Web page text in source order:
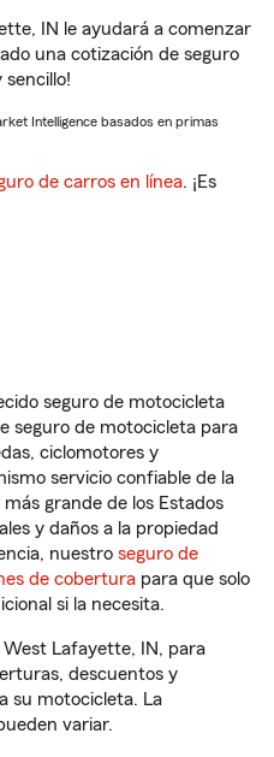
IN le ayudará a comenzar
una cotización de seguro
sencillo!
Intelligence basados en primas
de carros en línea. ¡Es
seguro de motocicleta
seguro de motocicleta para
ciclomotores y
servicio confiable de la
más grande de los Estados
y daños a la propiedad
nuestro seguro de
de cobertura para que solo
si la necesita.
Lafayette, IN, para
descuentos y
su motocicleta. La
variar.